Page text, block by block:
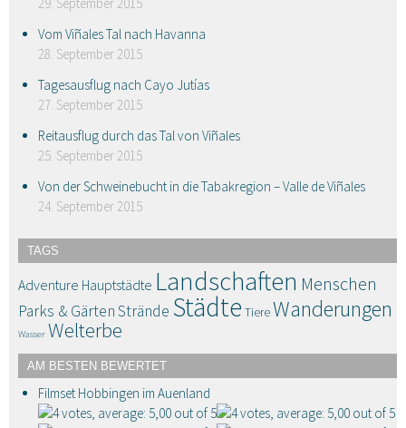
Vom Viñales Tal nach Havanna
28. September 2015
Tagesausflug nach Cayo Jutías
27. September 2015
Reitausflug durch das Tal von Viñales
25. September 2015
Von der Schweinebucht in die Tabakregion – Valle de Viñales
24. September 2015
TAGS
Adventure Hauptstädte Landschaften Menschen
Parks & GärtenStrände Städte TiereWanderungen
Wasser Welterbe
AM BESTEN BEWERTET
Filmset Hobbingen im Auenland